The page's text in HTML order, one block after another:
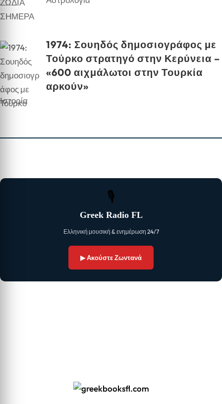
1974: Σουηδός δημοσιογράφος με
Τούρκο στρατηγό στην Κερύνεια –
«600 αιχμάλωτοι στην Τουρκία
αρκούν»
Ιστορία
🎙
Greek Radio FL
Ελληνική μουσική & ενημέρωση 24/7
▶ Ακούστε Ζωντανά